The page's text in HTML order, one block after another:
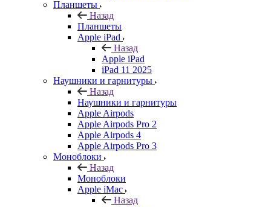
Планшеты
Назад
Планшеты
Apple iPad
Назад
Apple iPad
iPad 11 2025
Наушники и гарнитуры
Назад
Наушники и гарнитуры
Apple Airpods
Apple Airpods Pro 2
Apple Airpods 4
Apple Airpods Pro 3
Моноблоки
Назад
Моноблоки
Apple iMac
Назад